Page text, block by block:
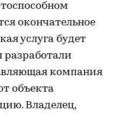
окончательное
услуга будет
разработали
компания
объекта
Владелец,